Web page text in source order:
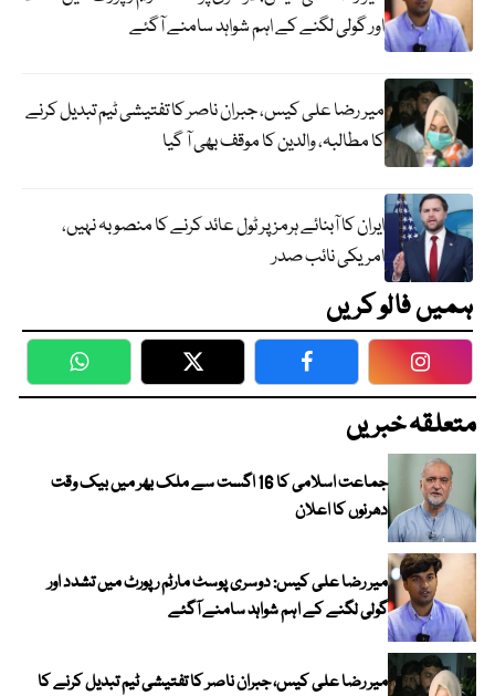
اور گولی لگنے کے اہم شواہد سامنے آگئے
میر رضا علی کیس، جبران ناصر کا تفتیشی ٹیم تبدیل کرنے
کا مطالبہ، والدین کا موقف بھی آ گیا
ایران کا آبنائے ہرمز پر ٹول عائد کرنے کا منصوبہ نہیں،
امریکی نائب صدر
ہمیں فالو کریں
WhatsApp Twitter Facebook
متعلقہ خبریں
جماعت اسلامی کا 16 اگست سے ملک بھر میں بیک وقت
دھرنوں کا اعلان
میر رضا علی کیس: دوسری پوسٹ مارٹم رپورٹ میں تشدد اور
گولی لگنے کے اہم شواہد سامنے آگئے
میر رضا علی کیس، جبران ناصر کا تفتیشی ٹیم تبدیل کرنے کا